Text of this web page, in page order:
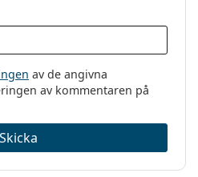
av de angivna
av kommentaren på
Skicka